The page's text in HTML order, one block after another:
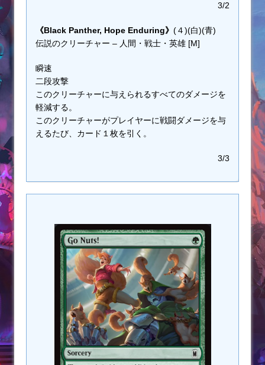
3/2
《Black Panther, Hope Enduring》 (４)(白)(青)
伝説のクリーチャー – 人間・戦士・英雄 [M]
瞬速
二段攻撃
このクリーチャーに与えられるすべてのダメージを
軽減する。
このクリーチャーがプレイヤーに戦闘ダメージを与
えるたび、カード１枚を引く。
3/3